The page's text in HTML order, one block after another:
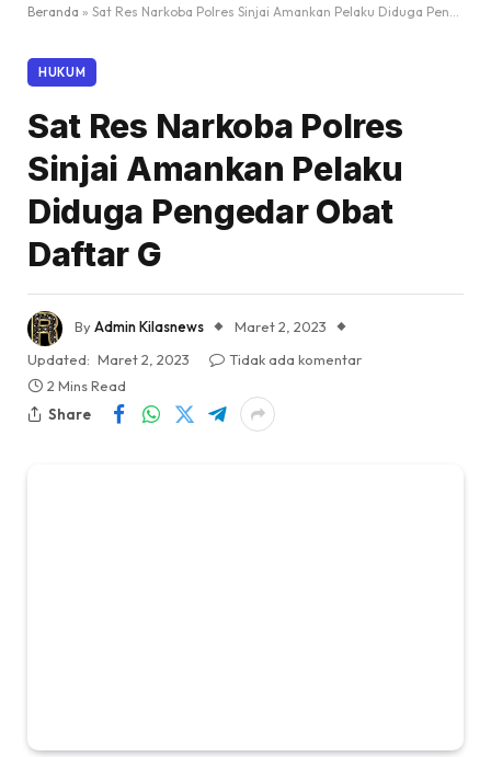
Beranda » Sat Res Narkoba Polres Sinjai Amankan Pelaku Diduga Pengedar Obat Daftar G
HUKUM
Sat Res Narkoba Polres
Sinjai Amankan Pelaku
Diduga Pengedar Obat
Daftar G
ByAdmin Kilasnews
Maret 2, 2023
Updated: Maret 2, 2023
Tidak ada komentar
2 Mins Read
Share